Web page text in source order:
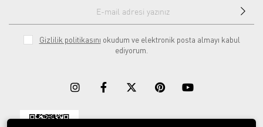
Gizlilik politikasını okudum ve elektronik posta almayı kabul
ediyorum.